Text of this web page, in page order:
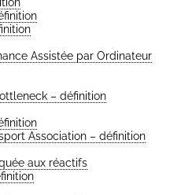
Assis­tée par Ordi­na­teur
– définition
Asso­cia­tion – définition
aux réactifs